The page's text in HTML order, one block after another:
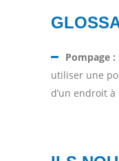
Pompage :
utiliser une
d’un endroit